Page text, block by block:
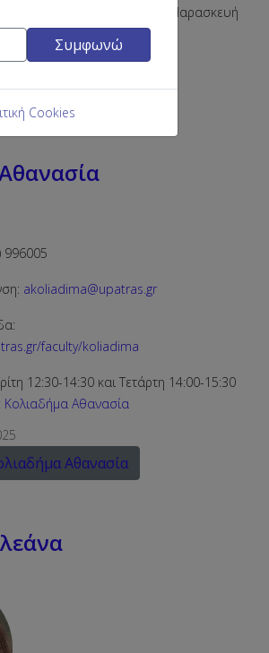
13:00 Tρίτη, 11.00-12.00 Παρασκευή
Καραπαναγιώτη Χρυσή
Χρυσή
996005
akoliadima@upatras.gr
faculty/koliadima
12:30-14:30 και Τετάρτη 14:00-15:30
Κολιαδήμα Αθανασία
Αθανασία
Συμφωνώ
Cookies